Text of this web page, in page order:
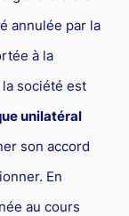
annulée par la
à la
société est
unilatéral
son accord
En
au cours